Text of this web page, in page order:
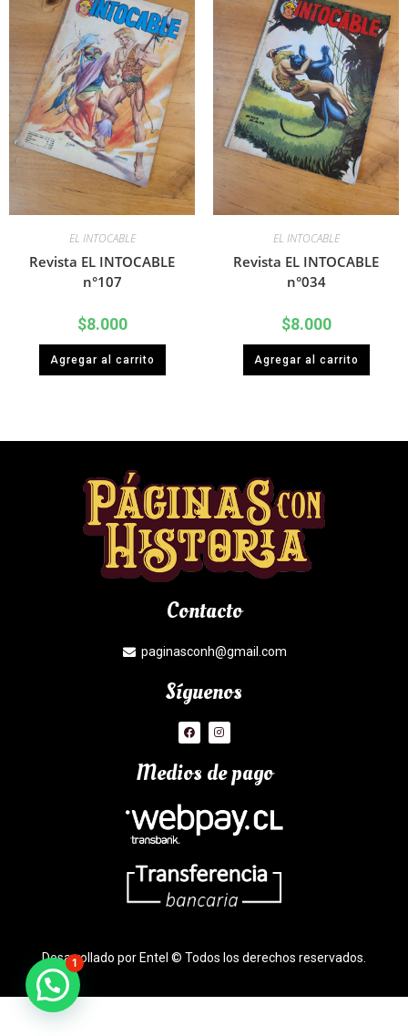
EL INTOCABLE
Revista EL INTOCABLE
n°107
$8.000
Agregar al carrito
EL INTOCABLE
Revista EL INTOCABLE
n°034
$8.000
Agregar al carrito
Contacto
paginasconh@gmail.com
Síguenos
Medios de pago
Desarrollado por Entel © Todos los derechos reservados.
1